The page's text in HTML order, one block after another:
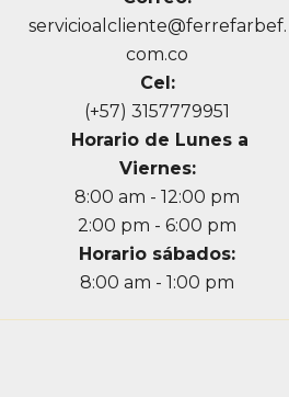
de
servicioalcliente@ferrefarbef.
com.co
Cel:
(+57) 3157779951
Horario de Lunes a
Viernes:
8:00 am - 12:00 pm
2:00 pm - 6:00 pm
Horario sábados:
8:00 am - 1:00 pm